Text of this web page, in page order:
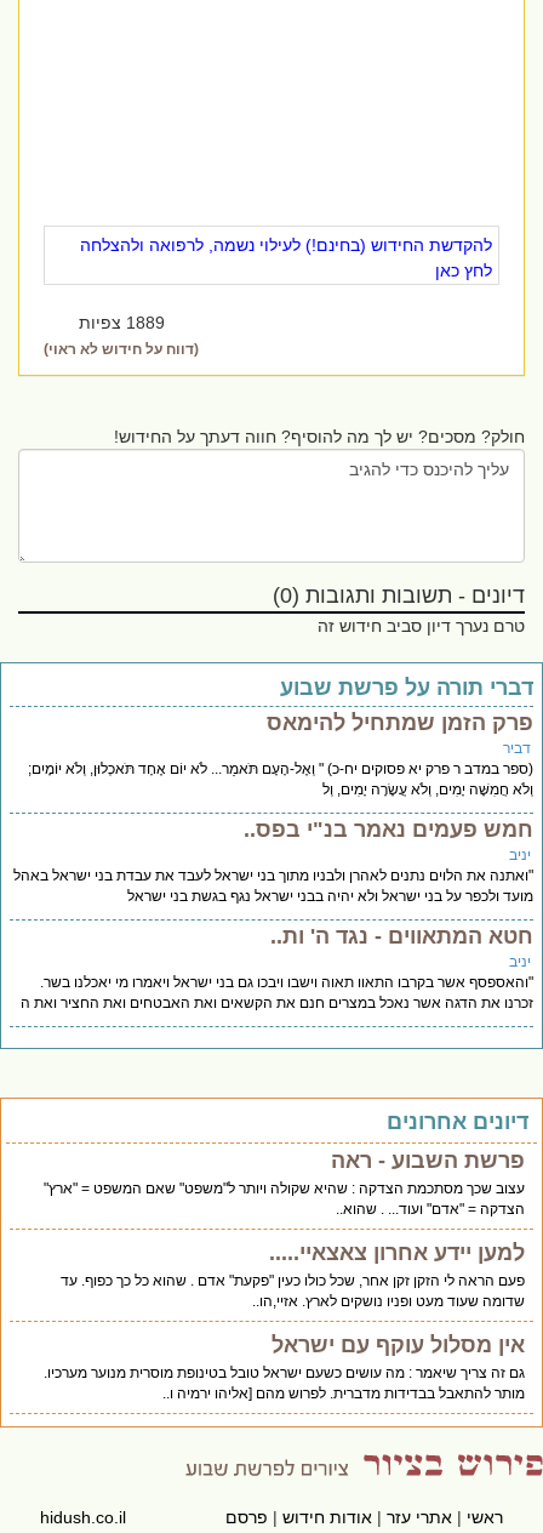
להקדשת החידוש (בחינם!) לעילוי נשמה, לרפואה ולהצלחה
לחץ כאן
1889 צפיות
(דווח על חידוש לא ראוי)
חולק? מסכים? יש לך מה להוסיף? חווה דעתך על החידוש!
דיונים - תשובות ותגובות (0)
טרם נערך דיון סביב חידוש זה
תורה על פרשת שבוע
הזמן שמתחיל להימאס
במדב ר פרק יא פסוקים יח-כ) " וְאֶל-הָעָם תֹּאמַר... לֹא יוֹם אֶחָד תֹּאכְלוּן, וְלֹא יוֹמָיִם;
חֲמִשָּׁה יָמִים, וְלֹא עֲשָׂרָה יָמִים, וְל
פעמים נאמר בנ"י בפס..
את הלוים נתנים לאהרן ולבניו מתוך בני ישראל לעבד את עבדת בני ישראל באהל
ולכפר על בני ישראל ולא יהיה בבני ישראל נגף בגשת בני ישראל
המתאווים - נגד ה' ות..
אשר בקרבו התאוו תאוה וישבו ויבכו גם בני ישראל ויאמרו מי יאכלנו בשר.
את הדגה אשר נאכל במצרים חנם את הקשאים ואת האבטחים ואת החציר ואת ה
אחרונים
פרשת השבוע - ראה
עצוב שכך מסתכמת הצדקה : שהיא שקולה ויותר ל"משפט" שאם המשפט = "ארץ"
הצדקה = "אדם" ועוד... . שהוא..
למען יידע אחרון צאצאיי.....
פעם הראה לי הזקן זקן אחר, שכל כולו כעין "פקעת" אדם . שהוא כל כך כפוף. עד
שדומה שעוד מעט ופניו נושקים לארץ. אזיי,הו..
אין מסלול עוקף עם ישראל
גם זה צריך שיאמר : מה עושים כשעם ישראל טובל בטינופת מוסרית מנוער מערכיו.
מותר להתאבל בבדידות מדברית. לפרוש מהם [אליהו ירמיה ו..
ראשי|אתרי עזר|אודות חידוש|פרסם
hidush.co.il